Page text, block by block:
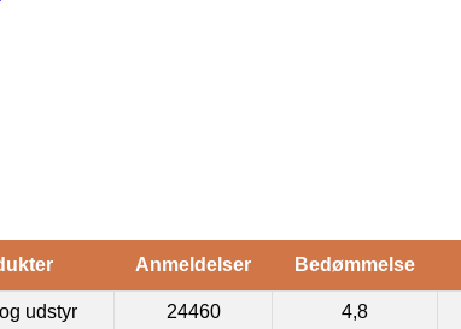
Anmeldelser Bedømmelse
udstyr 24460 4,8